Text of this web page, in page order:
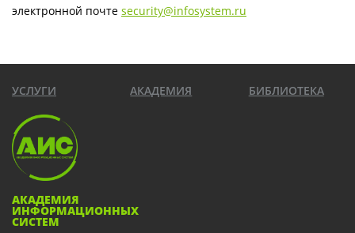
электронной почте security@infosystem.ru
УСЛУГИ АКАДЕМИЯ БИБЛИОТЕКА
АКАДЕМИЯ
ИНФОРМАЦИОННЫХ
СИСТЕМ